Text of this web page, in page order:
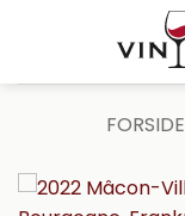
FORSIDE